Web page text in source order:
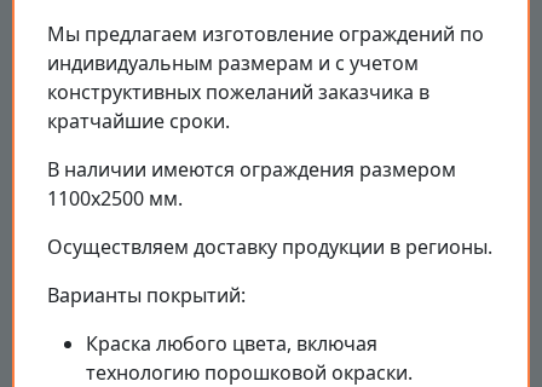
Мы предлагаем изготовление ограждений по
индивидуальным размерам и с учетом
конструктивных пожеланий заказчика в
кратчайшие сроки.
В наличии имеются ограждения размером
1100х2500 мм.
Осуществляем доставку продукции в регионы.
Варианты покрытий:
Краска любого цвета, включая
технологию порошковой окраски.